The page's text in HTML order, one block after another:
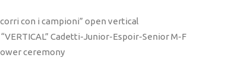
con i campioni” open vertical
Cadetti-Junior-Espoir-Senior M-F
ceremony